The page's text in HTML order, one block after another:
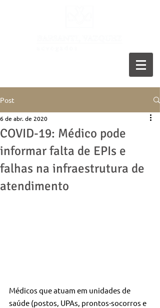
Post
COVID-19: Médico pode
informar falta de EPIs e
falhas na infraestrutura de
atendimento
6 de abr. de 2020
Médicos que atuam em unidades de
saúde (postos, UPAs, prontos-socorros e